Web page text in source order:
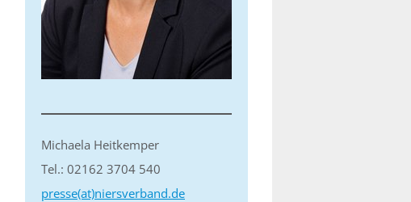
Michaela Heitkemper
Tel.: 02162 3704 540
presse(at)niersverband.de